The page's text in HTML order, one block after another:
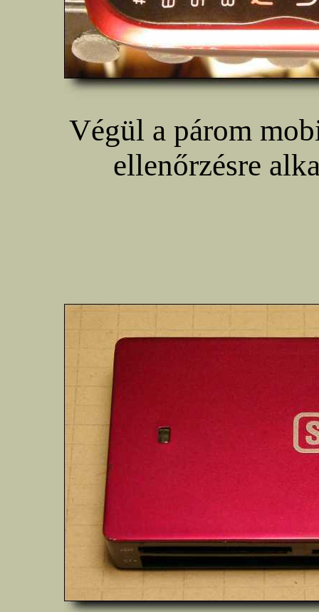
Végül a párom
ellenőrzésre